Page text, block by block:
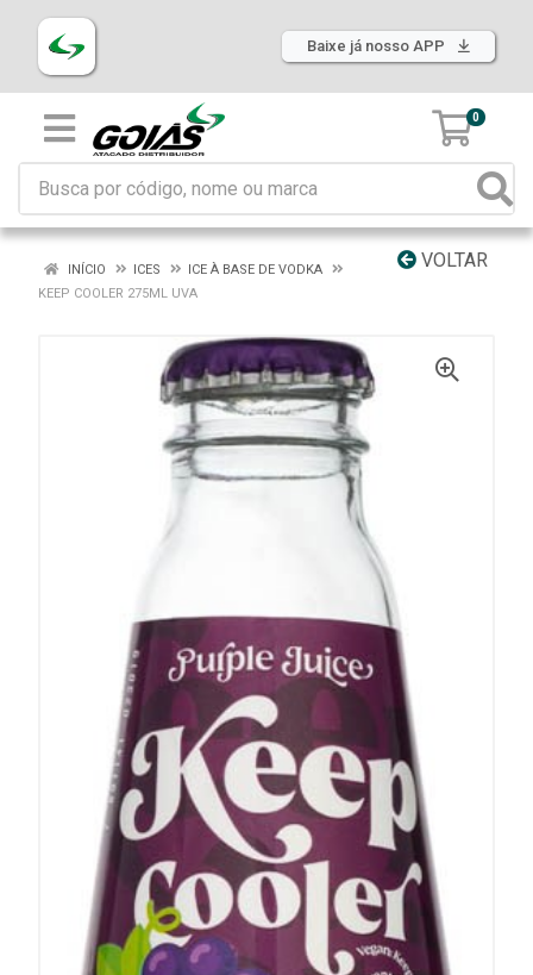
Baixe já nosso APP
0
VOLTAR
INÍCIO ICES
ICE À BASE DE VODKA
KEEP COOLER 275ML UVA